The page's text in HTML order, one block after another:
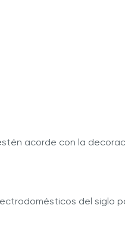
acorde con la
del siglo